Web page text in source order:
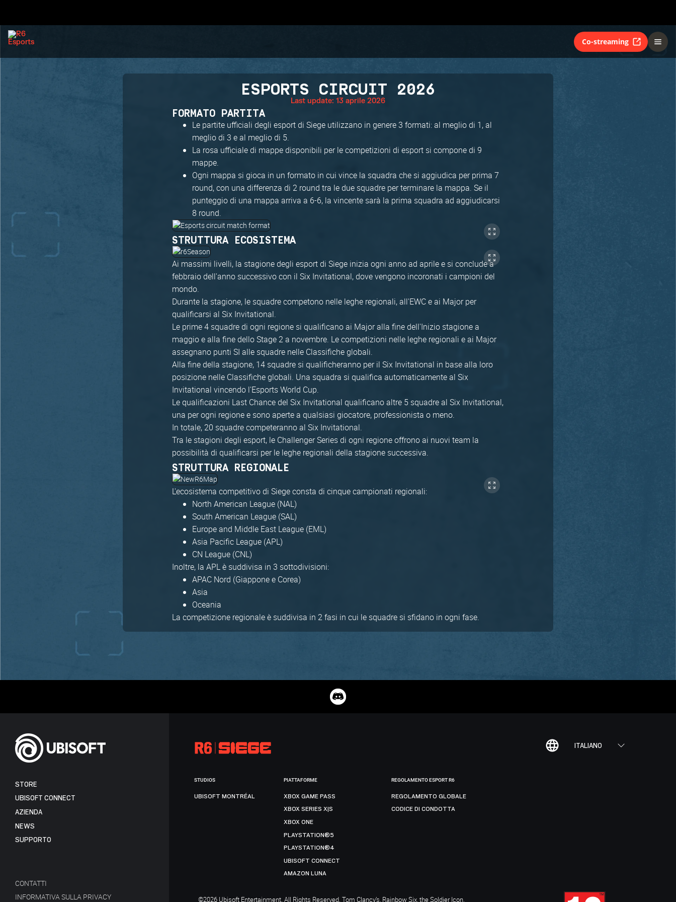
Co-streaming
ESPORTS CIRCUIT 2026
Last update: 13 aprile 2026
FORMATO PARTITA
Le partite ufficiali degli esport di Siege utilizzano in genere 3 formati: al meglio di 1, al
meglio di 3 e al meglio di 5.
La rosa ufficiale di mappe disponibili per le competizioni di esport si compone di 9
mappe.
Ogni mappa si gioca in un formato in cui vince la squadra che si aggiudica per prima 7
round, con una differenza di 2 round tra le due squadre per terminare la mappa. Se il
punteggio di una mappa arriva a 6-6, la vincente sarà la prima squadra ad aggiudicarsi
8 round.
STRUTTURA ECOSISTEMA
Ai massimi livelli, la stagione degli esport di Siege inizia ogni anno ad aprile e si conclude a
febbraio dell'anno successivo con il Six Invitational, dove vengono incoronati i campioni del
mondo.
Durante la stagione, le squadre competono nelle leghe regionali, all'EWC e ai Major per
qualificarsi al Six Invitational.
Le prime 4 squadre di ogni regione si qualificano ai Major alla fine dell'Inizio stagione a
maggio e alla fine dello Stage 2 a novembre. Le competizioni nelle leghe regionali e ai Major
assegnano punti SI alle squadre nelle Classifiche globali.
Alla fine della stagione, 14 squadre si qualificheranno per il Six Invitational in base alla loro
posizione nelle Classifiche globali. Una squadra si qualifica automaticamente al Six
Invitational vincendo l'Esports World Cup.
Le qualificazioni Last Chance del Six Invitational qualificano altre 5 squadre al Six Invitational,
una per ogni regione e sono aperte a qualsiasi giocatore, professionista o meno.
In totale, 20 squadre competeranno al Six Invitational.
Tra le stagioni degli esport, le Challenger Series di ogni regione offrono ai nuovi team la
possibilità di qualificarsi per le leghe regionali della stagione successiva.
STRUTTURA REGIONALE
L'ecosistema competitivo di Siege consta di cinque campionati regionali:
North American League (NAL)
South American League (SAL)
Europe and Middle East League (EML)
Asia Pacific League (APL)
CN League (CNL)
Inoltre, la APL è suddivisa in 3 sottodivisioni:
APAC Nord (Giappone e Corea)
Asia
Oceania
La competizione regionale è suddivisa in 2 fasi in cui le squadre si sfidano in ogni fase.
ITALIANO
STORE
UBISOFT CONNECT
AZIENDA
NEWS
SUPPORTO
CONTATTI
INFORMATIVA SULLA PRIVACY
STUDIOS
UBISOFT MONTRÉAL
PIATTAFORME
XBOX GAME PASS
XBOX SERIES X|S
XBOX ONE
PLAYSTATION®5
PLAYSTATION®4
UBISOFT CONNECT
AMAZON LUNA
REGOLAMENTO ESPORT R6
REGOLAMENTO GLOBALE
CODICE DI CONDOTTA
©2026 Ubisoft Entertainment. All Rights Reserved. Tom Clancy’s, Rainbow Six, the Soldier Icon,